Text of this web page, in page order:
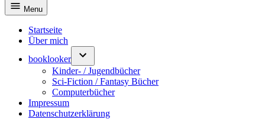
Menu
Startseite
Über mich
booklooker
Kinder- / Jugendbücher
Sci-Fiction / Fantasy Bücher
Computerbücher
Impressum
Datenschutzerklärung